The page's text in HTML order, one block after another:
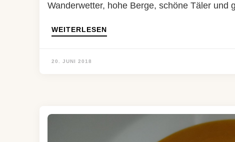
Wanderwetter, hohe Berge, schöne Täler und
WEITERLESEN
20. JUNI 2018